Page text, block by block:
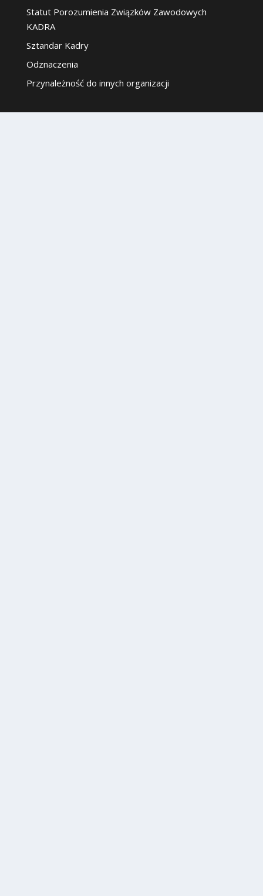
Statut Porozumienia Związków Zawodowych
KADRA
Sztandar Kadry
Odznaczenia
Przynależność do innych organizacji